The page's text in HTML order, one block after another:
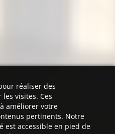
réaliser des
visites. Ces
améliorer votre
pertinents. Notre
est accessible en pied de